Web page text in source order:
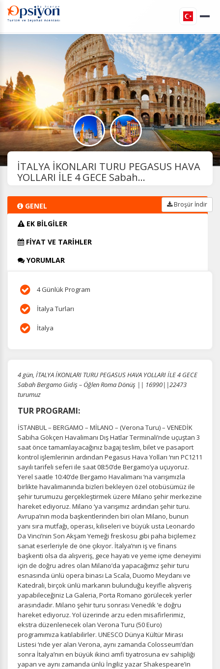
İTALYA İKONLARI TURU PEGASUS HAVA
YOLLARI İLE 4 GECE Sabah...
GENEL
EK BİLGİLER
FİYAT VE TARİHLER
YORUMLAR
Broşür İndir
4 Günlük Program
İtalya Turları
İtalya
4 gün, İTALYA İKONLARI TURU PEGASUS HAVA YOLLARI İLE 4 GECE
Sabah Bergamo Gidiş – Öğlen Roma Dönüş || 16990||22473
turumuz
TUR PROGRAMI:
İSTANBUL – BERGAMO – MİLANO – (Verona Turu) – VENEDİK
Sabiha Gökçen Havalimanı Dış Hatlar Terminali’nde uçuştan 3
saat önce tamamlayacağınız bagaj teslim, bilet ve pasaport
kontrol işlemlerinin ardından Pegasus Hava Yolları ‘nın PC1211
sayılı tarifeli seferi ile saat 08:50’de Bergamo’ya uçuyoruz.
Yerel saatle 10:40‘de Bergamo Havalimanı ‘na varışımızla
birlikte havalimanında bizleri bekleyen özel otobüsümüz ile
şehir turumuzu gerçekleştirmek üzere Milano şehir merkezine
hareket ediyoruz. Milano ‘ya varışımız ardından şehir turu.
Avrupa’nın moda başkentlerinden biri olan Milano, bunun
yanı sıra mutfağı, operası, kiliseleri ve büyük usta Leonardo
Da Vinci’nin Son Akşam Yemeği freskosu gibi paha biçilemez
sanat eserleriyle de öne çıkıyor. İtalya’nın iş ve finans
başkenti olsa da alışveriş, gece hayatı ve yeme içme deneyimi
için de doğru adres olan Milano’da yapacağımız şehir turu
esnasında ünlü opera binası La Scala, Duomo Meydanı ve
Katedrali, birçok ünlü markanın bulunduğu keyifle alışveriş
yapabileceğiniz La Galeria, Porta Romano görülecek yerler
arasındadır. Milano şehir turu sonrası Venedik ‘e doğru
hareket ediyoruz. Yol üzerinde arzu eden misafirlerimiz,
ekstra düzenlenecek olan Verona Turu (50 Euro)
programımıza katılabilirler. UNESCO Dünya Kültür Mirası
Listesi ‘nde yer alan Verona, aynı zamanda Colosseum’dan
sonra İtalya’nın en büyük ikinci amfi tiyatrosuna ev sahipliği
yapan ve aynı zamanda ünlü İngiliz yazar Shakespeare’in